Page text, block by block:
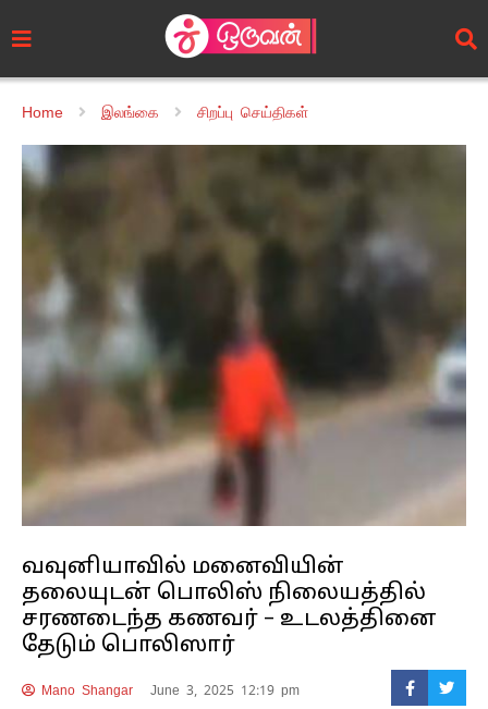
Home இலங்கை சிறப்பு செய்திகள்
வவுனியாவில் மனைவியின்
தலையுடன் பொலிஸ் நிலையத்தில்
சரணடைந்த கணவர் – உடலத்தினை
தேடும் பொலிஸார்
Mano Shangar June 3, 2025 12:19 pm